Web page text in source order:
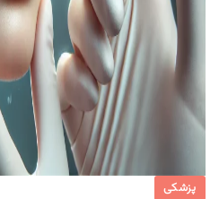
پزشکی